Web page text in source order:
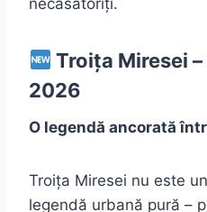
necăsătoriți.
Troița Miresei
2026
O legendă ancorată
Troița Miresei nu este
legendă urbană pură –